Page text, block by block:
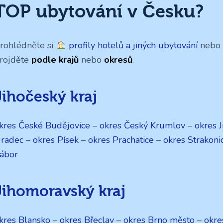
ubytování v Česku?
si profily hotelů a jiných ubytovánínebo
podle krajů nebo okresů.
kraj
České Budějovice –okres Český Krumlov –okres
–okres Písek –okres Prachatice –okres
kraj
Blansko –okres Břeclav –okres Brno město –